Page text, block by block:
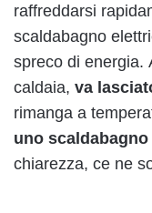
raffreddarsi
scaldabagno
spreco di energia.
caldaia, va
rimanga a
uno
chiarezza, ce ne